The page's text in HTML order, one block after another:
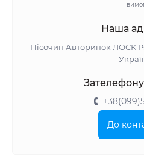
Наша
Пісочин Авторинок ЛОСК
До